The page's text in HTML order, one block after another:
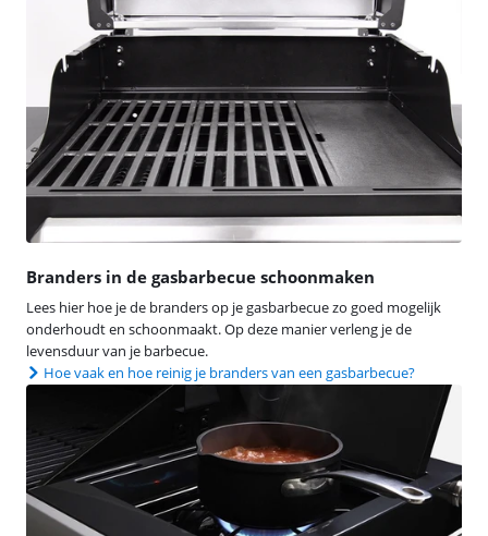
Branders in de gasbarbecue schoonmaken
Lees hier hoe je de branders op je gasbarbecue zo goed mogelijk
onderhoudt en schoonmaakt. Op deze manier verleng je de
levensduur van je barbecue.
Hoe vaak en hoe reinig je branders van een gasbarbecue?